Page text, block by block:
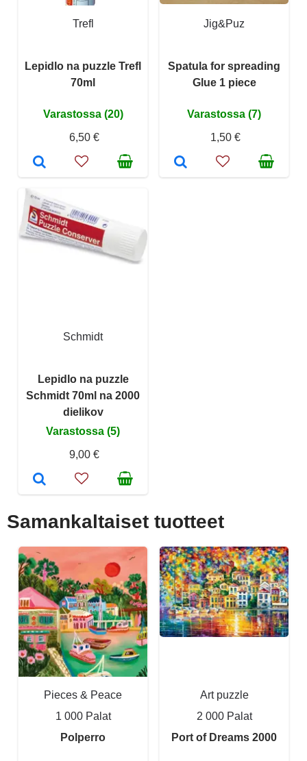
Trefl
Lepidlo na puzzle Trefl
70ml
Varastossa (20)
6,50 €
Jig&Puz
Spatula for spreading
Glue 1 piece
Varastossa (7)
1,50 €
Schmidt
Lepidlo na puzzle
Schmidt 70ml na 2000
dielikov
Varastossa (5)
9,00 €
Samankaltaiset tuotteet
Pieces & Peace
1 000 Palat
Polperro
Art puzzle
2 000 Palat
Port of Dreams 2000